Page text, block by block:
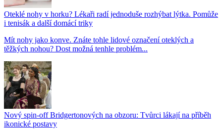
Oteklé nohy v horku? Lékaři radí jednoduše rozhýbat lýtka. Pomůže
i tenisák a další domácí triky
Mít nohy jako konve. Znáte tohle lidové označení oteklých a
těžkých nohou? Dost možná tenhle problém...
Nový spin-off Bridgertonových na obzoru: Tvůrci lákají na příběh
ikonické postavy